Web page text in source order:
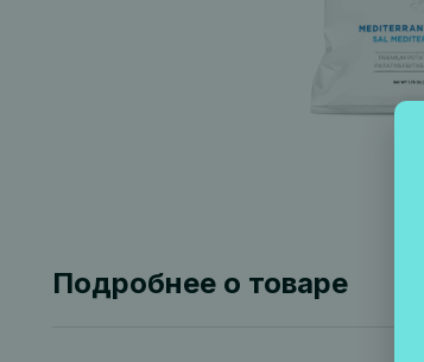
Подробнее о товаре